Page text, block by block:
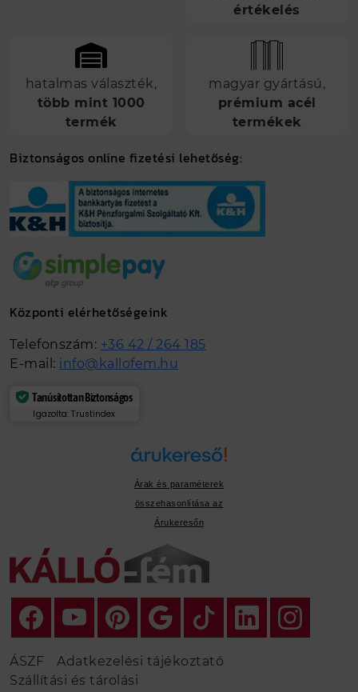
értékelés
hatalmas választék,
több mint 1000
termék
magyar gyártású,
prémium acél
termékek
Biztonságos online fizetési lehetőség:
Központi elérhetőségeink
Telefonszám: +36 42 / 264 185
E-mail: info@kallofem.hu
Tanúsítottan Biztonságos
Igazolta: Trustindex
Árak és paraméterek
összehasonlítása az
Árukeresőn
ÁSZF
Adatkezelési tájékoztató
Szállítási és tárolási